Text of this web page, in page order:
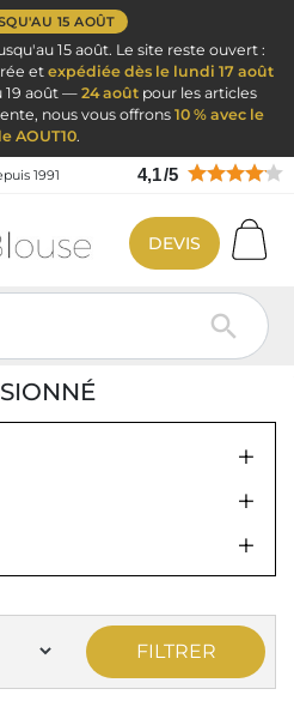
15 AOÛT
15 août. Le site reste ouvert :
et expédiée dès le lundi 17 août
19 août —24 aoûtpour les articles
nous vous offrons 10 % avec le
AOUT10.
1991 4,1/5

DEVIS
de cuisine
Tablier de cuisine
PERSONNALISÉ
OU AMATEUR
FILTRER